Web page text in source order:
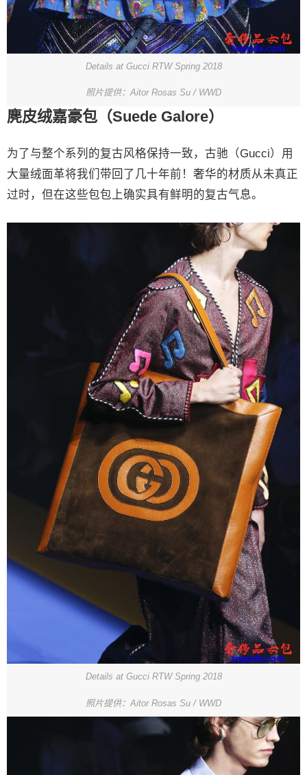
Details at Gucci RTW Spring 2018
照片提供：Aitor Rosas Su / WWD
麂皮绒嘉豪包（Suede Galore）
为了与整个系列的复古风格保持一致，古驰（Gucci）用
大量绒面革将我们带回了几十年前！奢华的材质从未真正
过时，但在这些包包上确实具有鲜明的复古气息。
Details at Gucci RTW Spring 2018
照片提供：Aitor Rosas Su / WWD